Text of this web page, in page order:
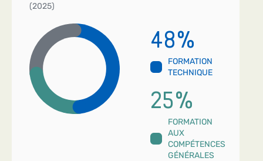
(2025)
48%
FORMATION
TECHNIQUE
25%
FORMATION
AUX
COMPÉTENCES
GÉNÉRALES